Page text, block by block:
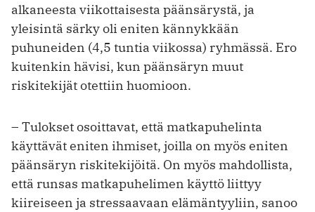
alkaneesta viikottaisesta päänsärystä, ja
yleisintä särky oli eniten kännykkään
puhuneiden (4,5 tuntia viikossa) ryhmässä. Ero
kuitenkin hävisi, kun päänsäryn muut
riskitekijät otettiin huomioon.
– Tulokset osoittavat, että matkapuhelinta
käyttävät eniten ihmiset, joilla on myös eniten
päänsäryn riskitekijöitä. On myös mahdollista,
että runsas matkapuhelimen käyttö liittyy
kiireiseen ja stressaavaan elämäntyyliin, sanoo